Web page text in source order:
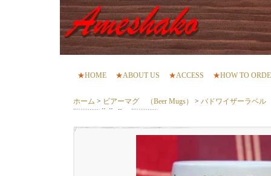
★HOME ★ABOUT US ★ACCESS ★HOW TO
ホーム > ビアーマグ （Beer Mugs） > バドワイザーラベル